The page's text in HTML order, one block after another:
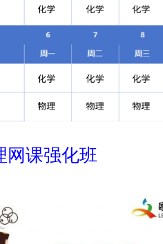
网课强化班